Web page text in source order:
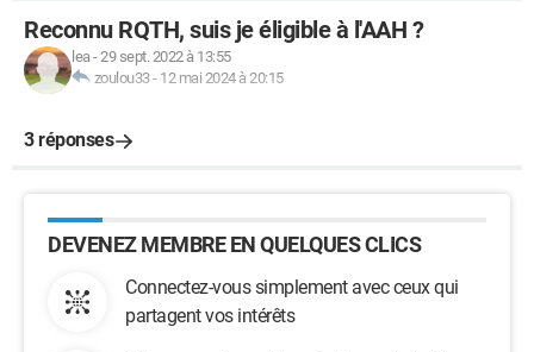
Reconnu RQTH, suis je éligible à l'AAH ?
lea-29 sept. 2022 à 13:55
zoulou33- 12 mai 2024 à 20:15
3 réponses
DEVENEZ MEMBRE EN QUELQUES CLICS
Connectez-vous simplement avec ceux qui
partagent vos intérêts